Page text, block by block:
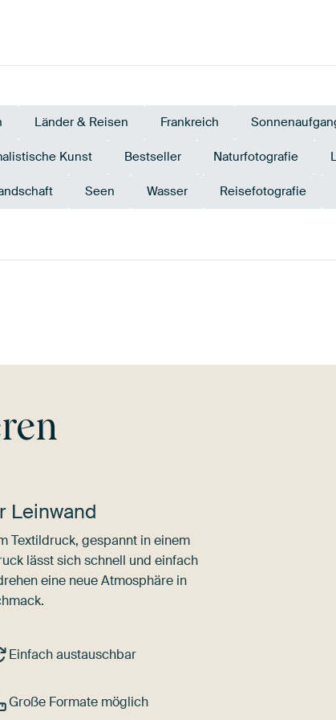
Länder & Reisen Frankreich
Kunst Bestseller Naturfotografie
Seen Wasser Reisefotografie
Leinwand
Textildruck, gespannt in einem
lässt sich schnell und einfach
eine neue Atmosphäre in
Einfach austauschbar
Große Formate möglich